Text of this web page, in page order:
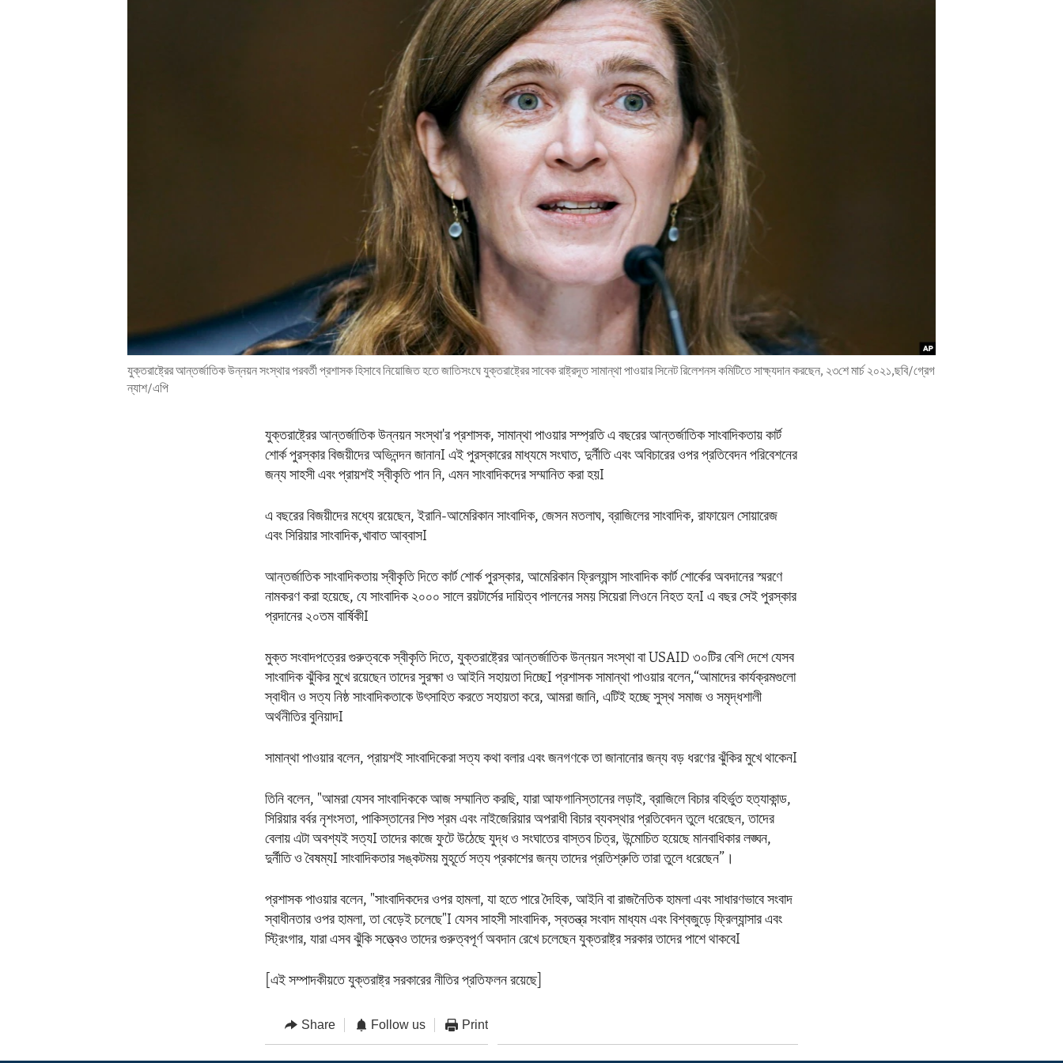
যুক্তরাষ্ট্রের আন্তর্জাতিক উন্নয়ন সংস্থার পরবর্তী প্রশাসক হিসাবে নিয়োজিত হতে জাতিসংঘে যুক্তরাষ্ট্রের সাবেক রাষ্ট্রদূত সামান্থা পাওয়ার সিনেট রিলেশনস কমিটিতে সাক্ষ্যদান করছেন, ২৩শে মার্চ ২০২১,ছবি/গ্রেগ
ন্যাশ/এপি
যুক্তরাষ্ট্রের আন্তর্জাতিক উন্নয়ন সংস্থা'র প্রশাসক, সামান্থা পাওয়ার সম্প্রতি এ বছরের আন্তর্জাতিক সাংবাদিকতায় কার্ট
শোর্ক পুরস্কার বিজয়ীদের অভিনন্দন জানানI এই পুরস্কারের মাধ্যমে সংঘাত, দুর্নীতি এবং অবিচারের ওপর প্রতিবেদন পরিবেশনের
জন্য সাহসী এবং প্রায়শই স্বীকৃতি পান নি, এমন সাংবাদিকদের সম্মানিত করা হয়I
এ বছরের বিজয়ীদের মধ্যে রয়েছেন, ইরানি-আমেরিকান সাংবাদিক, জেসন মতলাঘ, ব্রাজিলের সাংবাদিক, রাফায়েল সোয়ারেজ
এবং সিরিয়ার সাংবাদিক,খাবাত আব্বাসI
আন্তর্জাতিক সাংবাদিকতায় স্বীকৃতি দিতে কার্ট শোর্ক পুরস্কার, আমেরিকান ফ্রিল্যান্স সাংবাদিক কার্ট শোর্কের অবদানের স্মরণে
নামকরণ করা হয়েছে, যে সাংবাদিক ২০০০ সালে রয়টার্সের দায়িত্ব পালনের সময় সিয়েরা লিওনে নিহত হনI এ বছর সেই পুরস্কার
প্রদানের ২০তম বার্ষিকীI
মুক্ত সংবাদপত্রের গুরুত্বকে স্বীকৃতি দিতে, যুক্তরাষ্ট্রের আন্তর্জাতিক উন্নয়ন সংস্থা বা USAID ৩০টির বেশি দেশে যেসব
সাংবাদিক ঝুঁকির মুখে রয়েছেন তাদের সুরক্ষা ও আইনি সহায়তা দিচ্ছেI প্রশাসক সামান্থা পাওয়ার বলেন,“আমাদের কার্যক্রমগুলো
স্বাধীন ও সত্য নিষ্ঠ সাংবাদিকতাকে উৎসাহিত করতে সহায়তা করে, আমরা জানি, এটিই হচ্ছে সুস্থ সমাজ ও সমৃদ্ধশালী
অর্থনীতির বুনিয়াদI
সামান্থা পাওয়ার বলেন, প্রায়শই সাংবাদিকেরা সত্য কথা বলার এবং জনগণকে তা জানানোর জন্য বড় ধরণের ঝুঁকির মুখে থাকেনI
তিনি বলেন, "আমরা যেসব সাংবাদিককে আজ সম্মানিত করছি, যারা আফগানিস্তানের লড়াই, ব্রাজিলে বিচার বহির্ভুত হত্যাকান্ড,
সিরিয়ার বর্বর নৃশংসতা, পাকিস্তানের শিশু শ্রম এবং নাইজেরিয়ার অপরাধী বিচার ব্যবস্থার প্রতিবেদন তুলে ধরেছেন, তাদের
বেলায় এটা অবশ্যই সত্যI তাদের কাজে ফুটে উঠেছে যুদ্ধ ও সংঘাতের বাস্তব চিত্র, উন্মোচিত হয়েছে মানবাধিকার লঙ্ঘন,
দুর্নীতি ও বৈষম্যI সাংবাদিকতার সঙ্কটময় মুহূর্তে সত্য প্রকাশের জন্য তাদের প্রতিশ্রুতি তারা তুলে ধরেছেন”।
প্রশাসক পাওয়ার বলেন, "সাংবাদিকদের ওপর হামলা, যা হতে পারে দৈহিক, আইনি বা রাজনৈতিক হামলা এবং সাধারণভাবে সংবাদ
স্বাধীনতার ওপর হামলা, তা বেড়েই চলেছে"I যেসব সাহসী সাংবাদিক, স্বতন্ত্র সংবাদ মাধ্যম এবং বিশ্বজুড়ে ফ্রিল্যান্সার এবং
স্ট্রিংগার, যারা এসব ঝুঁকি সত্ত্বেও তাদের গুরুত্বপূর্ণ অবদান রেখে চলেছেন যুক্তরাষ্ট্র সরকার তাদের পাশে থাকবেI
[এই সম্পাদকীয়তে যুক্তরাষ্ট্র সরকারের নীতির প্রতিফলন রয়েছে]
Share Follow us Print